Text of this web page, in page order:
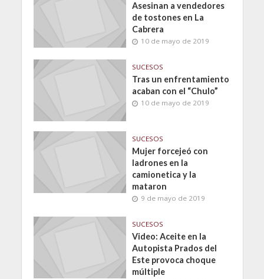
Asesinan a vendedores
de tostones en La
Cabrera
10 de mayo de 2019
SUCESOS
Tras un enfrentamiento
acaban con el “Chulo”
10 de mayo de 2019
SUCESOS
Mujer forcejeó con
ladrones en la
camionetica y la
mataron
9 de mayo de 2019
SUCESOS
Video: Aceite en la
Autopista Prados del
Este provoca choque
múltiple